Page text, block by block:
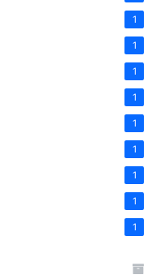
1
1
1
1
1
1
1
1
1